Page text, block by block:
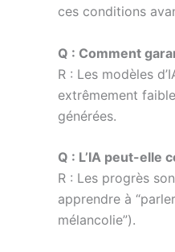
ces conditions
Q : Comment
R : Les modèles
extrêmement
générées.
Q : L’IA peut-elle
R : Les progrès
apprendre à
mélancolie”).